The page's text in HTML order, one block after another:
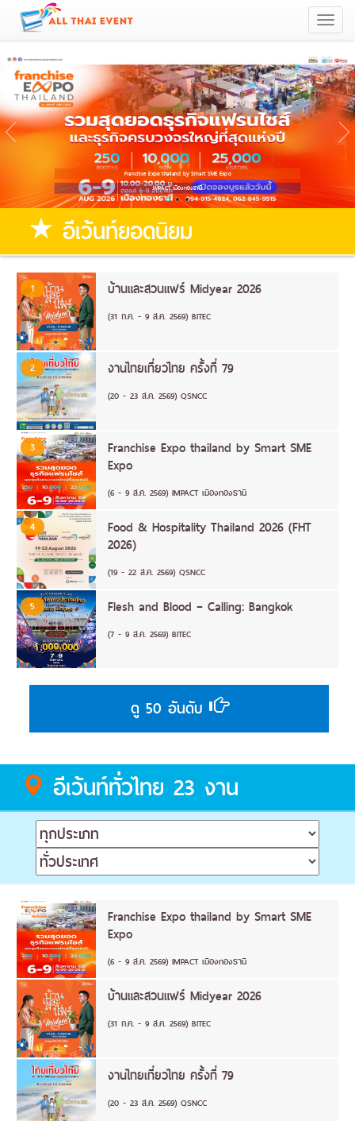
Franchise Expo thailand by Smart SME Expo
IMPACT เมืองทองธานี
อีเว้นท์ยอดนิยม
1 บ้านและสวนแฟร์ Midyear 2026
(31 ก.ค. - 9 ส.ค. 2569) BITEC
2 งานไทยเที่ยวไทย ครั้งที่ 79
(20 - 23 ส.ค. 2569) QSNCC
3
Franchise Expo thailand by Smart SME
Expo
(6 - 9 ส.ค. 2569) IMPACT เมืองทองธานี
4
Food & Hospitality Thailand 2026 (FHT
2026)
(19 - 22 ส.ค. 2569) QSNCC
5 Flesh and Blood – Calling: Bangkok
(7 - 9 ส.ค. 2569) BITEC
ดู 50 อันดับ
อีเว้นท์ทั่วไทย 23 งาน
Franchise Expo thailand by Smart SME
Expo
(6 - 9 ส.ค. 2569) IMPACT เมืองทองธานี
บ้านและสวนแฟร์ Midyear 2026
(31 ก.ค. - 9 ส.ค. 2569) BITEC
งานไทยเที่ยวไทย ครั้งที่ 79
(20 - 23 ส.ค. 2569) QSNCC